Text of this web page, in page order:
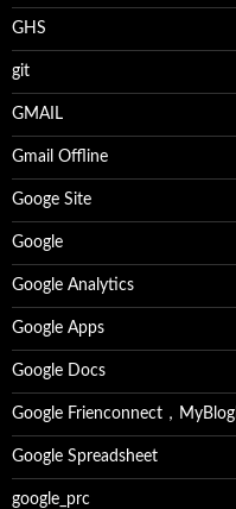
GHS
git
GMAIL
Gmail Offline
Googe Site
Google
Google Analytics
Google Apps
Google Docs
Google Frienconnect，
Google Spreadsheet
google_prc